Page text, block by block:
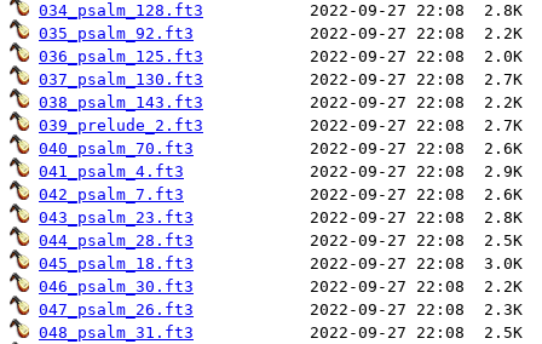
034_psalm_128.ft3
035_psalm_92.ft3
036_psalm_125.ft3
037_psalm_130.ft3
038_psalm_143.ft3
039_prelude_2.ft3
040_psalm_70.ft3
041_psalm_4.ft3
042_psalm_7.ft3
043_psalm_23.ft3
044_psalm_28.ft3
045_psalm_18.ft3
046_psalm_30.ft3
047_psalm_26.ft3
048_psalm_31.ft3